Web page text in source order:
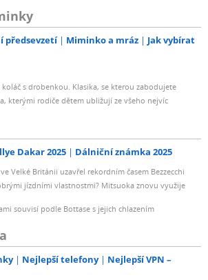
předsevzetí Miminko a mráz
Jak vybírat
koláč s drobenkou. Klasika, se kterou zabodujete
kterými rodiče dětem ubližují ze všeho nejvíc
Dakar 2025 Dálniční známka 2025
Velké Británii uzavřel rekordním časem Bezzecchi
jízdními vlastnostmi? Mitsuoka znovu využije
souvisí podle Bottase s jejich chlazením
Nejlepší telefony
Nejlepší VPN –